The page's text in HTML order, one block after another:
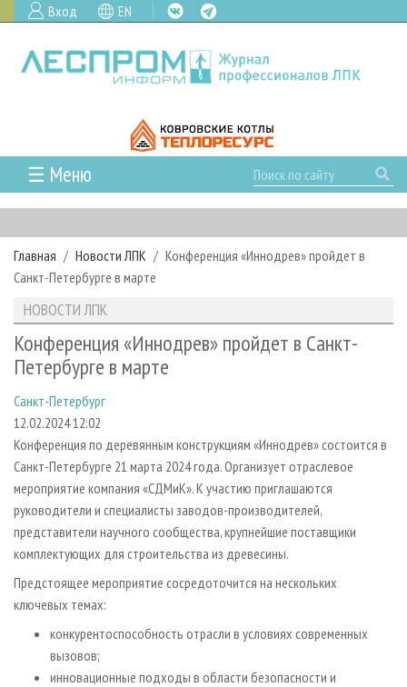
Вход EN
☰ Меню
ГЛАВНАЯ
РУБРИКИ И ТЕМЫ
РУБРИКИ ЖУРНАЛА
ЛЕСОЗАГОТОВКА
ЛЕСОПИЛЕНИЕ
СУШКА ДРЕВЕСИНЫ
ПРОИЗВОДСТВО ДРЕВЕСНЫХ ПЛИТ
ДЕРЕВЯННОЕ ДОМОСТРОЕНИЕ
ПРОИЗВОДСТВО МЕБЕЛИ
БИОЭНЕРГЕТИКА
ИНСТРУМЕНТ И МАТЕРИАЛЫ
НОВОСТИ
НОВОСТИ ЛПК
НОВОСТИ ЖУРНАЛА
ПРОЕКТЫ ЛПИ
АНАЛИТИКА
ПРЕДПРИЯТИЯ ЛПК
ПЕРСОНЫ
МОБИЛЬНЫЕ ВЫСТАВКИ
ОФИЦИАЛЬНЫЕ ДЕЛЕГАЦИИ
ПРИОРИТЕТНЫЕ ИНВЕСТПРОЕКТЫ
RUSSIAN FORESTRY REVIEW
БИБЛИОТЕКА СПЕЦИАЛИСТА
АРХИВ
АРХИВ ЖУРНАЛОВ
О ЖУРНАЛЕ
ПОДПИСКА
КОНТАКТЫ
РЕКЛАМОДАТЕЛЯМ
РЕКЛАМА
РЕКЛАМА НА САЙТЕ
Главная Новости ЛПК
Конференция «Иннодрев» пройдет в
Санкт-Петербурге в марте
НОВОСТИ ЛПК
Конференция «Иннодрев» пройдет в Санкт-
Петербурге в марте
Санкт-Петербург
12.02.2024 12:02
Конференция по деревянным конструкциям «Иннодрев» состоится в
Санкт-Петербурге 21 марта 2024 года. Организует отраслевое
мероприятие компания «СДМиК». К участию приглашаются
руководители и специалисты заводов-производителей,
представители научного сообщества, крупнейшие поставщики
комплектующих для строительства из древесины.
Предстоящее мероприятие сосредоточится на нескольких
ключевых темах:
конкурентоспособность отрасли в условиях современных
вызовов;
инновационные подходы в области безопасности и